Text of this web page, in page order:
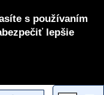
s používaním
lepšie